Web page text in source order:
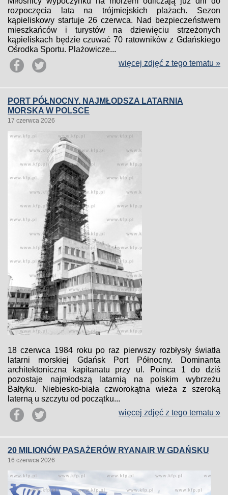
rozpoczęcia lata na trójmiejskich plażach. Sezon
kąpieliskowy startuje 26 czerwca. Nad bezpieczeństwem
mieszkańców i turystów na dziewięciu strzeżonych
kąpieliskach będzie czuwać 70 ratowników z Gdańskiego
Ośrodka Sportu. Plażowicze...
więcej zdjęć z tego tematu »
PORT PÓŁNOCNY. NAJMŁODSZA LATARNIA
MORSKA W POLSCE
17 czerwca 2026
18 czerwca 1984 roku po raz pierwszy rozbłysły światła
latarni morskiej Gdańsk Port Północny. Dominanta
architektoniczna kapitanatu przy ul. Poinca 1 do dziś
pozostaje najmłodszą latarnią na polskim wybrzeżu
Bałtyku. Niebiesko-biała czworokątna wieża z szeroką
laterną u szczytu od początku...
więcej zdjęć z tego tematu »
20 MILIONÓW PASAŻERÓW RYANAIR W GDAŃSKU
16 czerwca 2026